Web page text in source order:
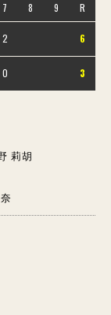
7 8 9 R
2 6
0 3
莉胡